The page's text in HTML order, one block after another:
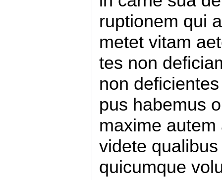
ruptionem qui
metet vitam
tes non
non
pus habemus
maxime
videte
quicumque